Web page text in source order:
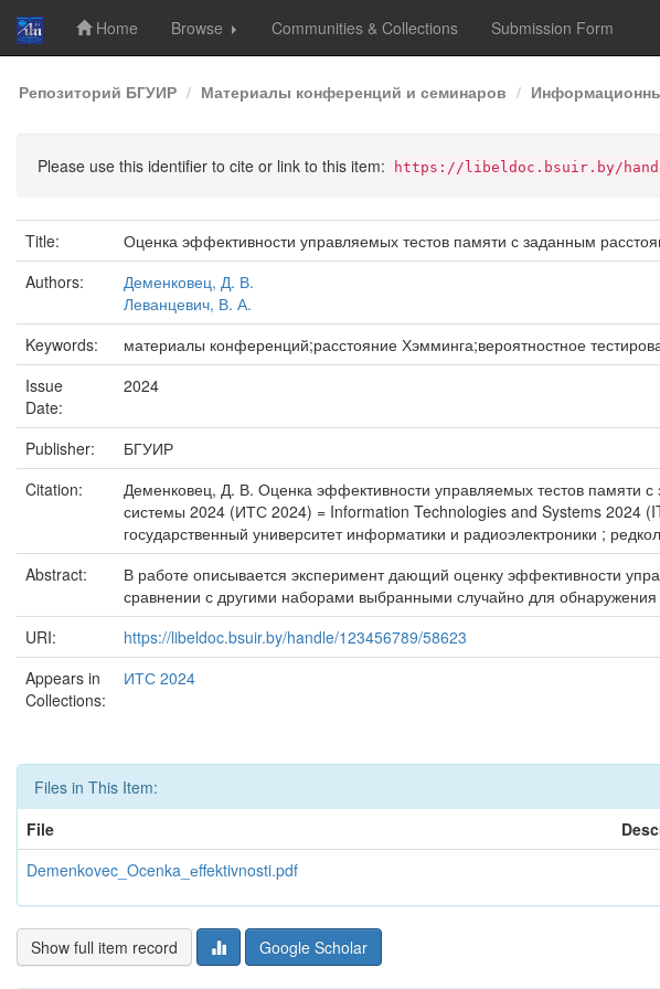
Skip
navigation
Home Browse Communities & Collections Submission Form
Репозиторий БГУИР Материалы конференций и семинаров
Please use this identifier to cite or link to this item: https://libeldoc.bsuir.by/
Title:
Оценка эффективности управляемых тестов памяти с заданным
Authors:
Деменковец, Д. В.
Леванцевич, В. А.
Keywords:
материалы конференций;расстояние Хэмминга;вероятностное
Issue
Date:
2024
Publisher:
БГУИР
Citation:
Деменковец, Д. В. Оценка эффективности управляемых тестов
системы 2024 (ИТС 2024) = Information Technologies and Systems 2024
государственный университет информатики и радиоэлектроники ;
Abstract:
В работе описывается эксперимент дающий оценку эффективности
сравнении с другими наборами выбранными случайно для
URI:
https://libeldoc.bsuir.by/handle/123456789/58623
Appears in
Collections:
ИТС 2024
Files in This Item:
File
Demenkovec_Ocenka_еffektivnosti.pdf
Show full item record Google Scholar